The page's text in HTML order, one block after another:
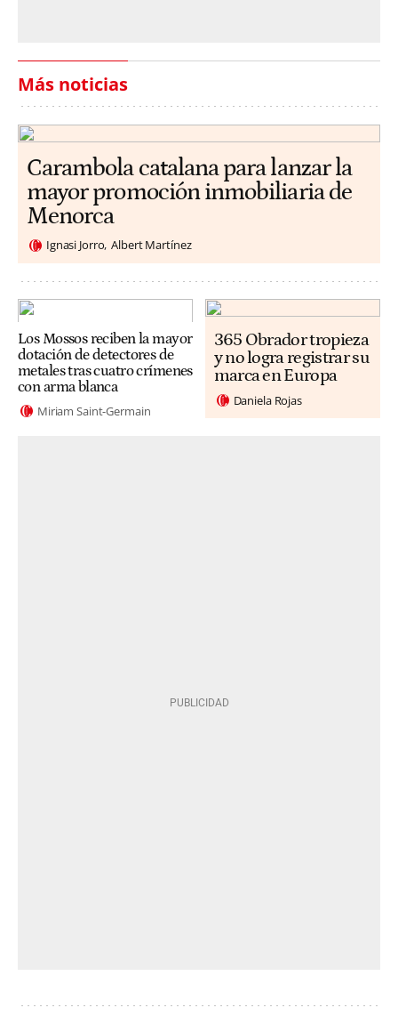
Más noticias
Carambola catalana para lanzar la
mayor promoción inmobiliaria de
Menorca
Ignasi Jorro Albert Martínez
Los Mossos reciben la mayor
dotación de detectores de
metales tras cuatro crímenes
con arma blanca
Miriam Saint-Germain
365 Obrador tropieza
y no logra registrar su
marca en Europa
Daniela Rojas